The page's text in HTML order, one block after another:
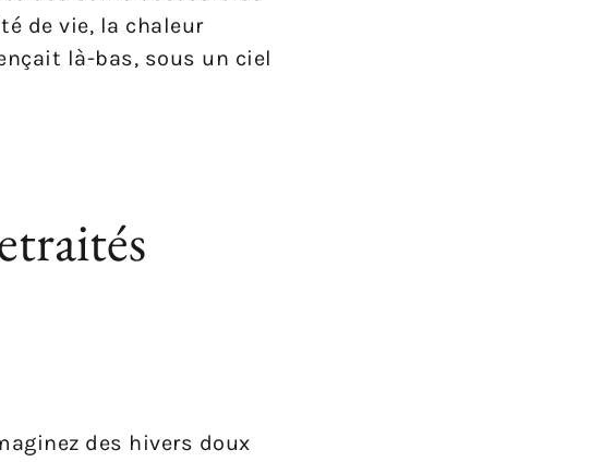
de vie, la chaleur
là-bas, sous un ciel
des hivers doux